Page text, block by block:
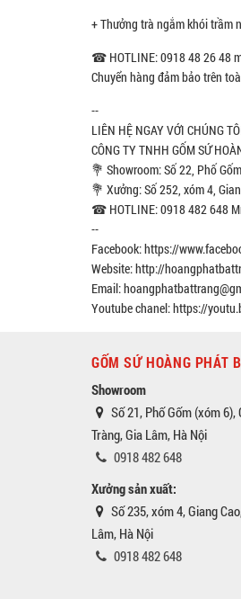
+ Thưởng trà ngắm khói trầm
☎ HOTLINE: 0918 48 26 48
Chuyển hàng đảm bảo trên
--
LIÊN HỆ NGAY VỚI CHÚNG
CÔNG TY TNHH GỐM SỨ
💐 Showroom: Số 22, Phố
💐 Xưởng: Số 252, xóm 4,
☎ HOTLINE: 0918 482 648
--
Facebook: https://
Website: http://
Email:
Youtube chanel: https://
GỐM SỨ HOÀNG PHÁT
Showroom
Số 21, Phố Gốm (xóm 6),
Tràng, Gia Lâm, Hà Nội
0918 482 648
Xưởng sản xuất:
Số 235, xóm 4, Giang
Lâm, Hà Nội
0918 482 648